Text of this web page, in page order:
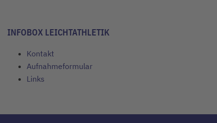
INFOBOX LEICHTATHLETIK
Kontakt
Aufnahmeformular
Links